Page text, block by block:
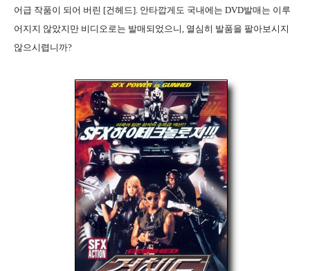
어급 작품이 되어 버린 [건헤드]. 안타깝게도 국내에는 DVD발매는 이루
어지지 않았지만 비디오로는 발매되었으니, 열심히 발품을 팔아보시지
않으시렵니까?